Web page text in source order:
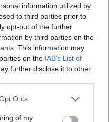
information utilized by
to third parties prior to
opt-out of the further
by third parties on the
This information may
on the IAB’s List of
further disclose it to other
Outs
of my
Θεοδωρίδου με τη
στη ζωή αυτών των